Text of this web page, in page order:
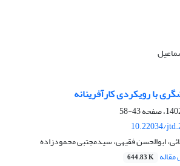
با رویکردی کارآفرینانه
43-58
10.22034/
ابوالحسن فقیهی، سیدمجتبی محمودزاده
644.83 K